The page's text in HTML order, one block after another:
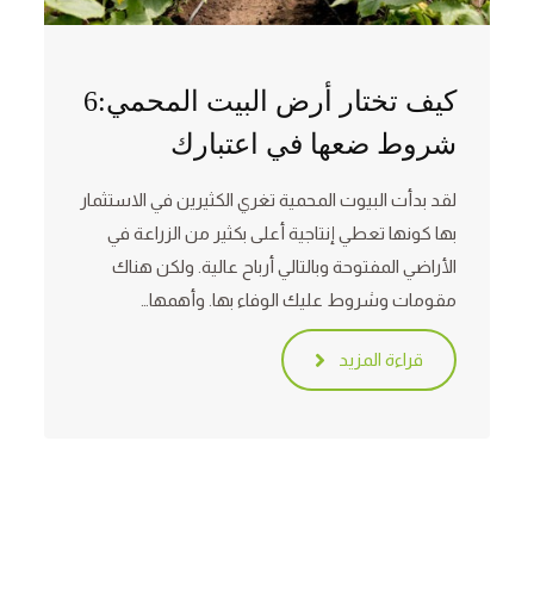
كيف تختار أرض البيت المحمي:6
شروط ضعها في اعتبارك
لقد بدأت البيوت المحمية تغري الكثيرين في الاستثمار
بها كونها تعطي إنتاجية أعلى بكثير من الزراعة في
الأراضي المفتوحة وبالتالي أرباح عالية. ولكن هناك
مقومات وشروط عليك الوفاء بها. وأهمها…
قراءة المزيد